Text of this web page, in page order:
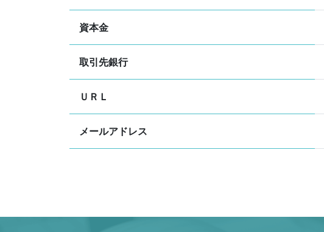
資本金
取引先銀行
ＵＲＬ
メールアドレス